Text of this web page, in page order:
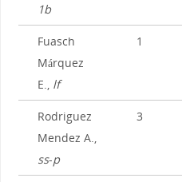
1b
Fuasch
Márquez
E., lf
1
Rodriguez
Mendez A.,
ss-p
3